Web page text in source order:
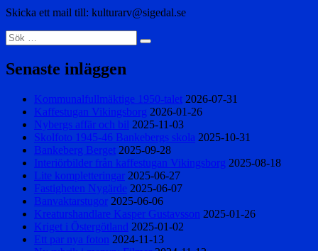
Skicka ett mail till: kulturarv@sigedal.se
Sök
efter:
Sök
Senaste inläggen
Kommunalfullmäktige 1950-talet 2026-07-31
Kaffestugan Vikingsborg 2026-01-26
Nybergs affär och bil 2025-11-03
Skolfoto 1945-46 Bankebergs skola 2025-10-31
Bankeberg Berget 2025-09-28
Interiörbilder från kaffestugan Vikingsborg 2025-08-18
Lite kompletteringar 2025-06-27
Fastigheten Nygärde 2025-06-07
Banvaktarstugor 2025-06-06
Kreaturshandlare Kasper Gustavsson 2025-01-26
Kriget i Östergötland 2025-01-02
Ett par nya foton 2024-11-13